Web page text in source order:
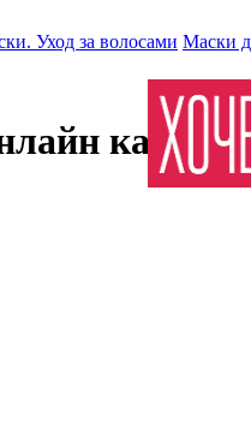
Уход за волосами Маски
казино